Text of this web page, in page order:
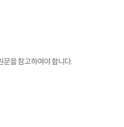
을 참고하여야 합니다.